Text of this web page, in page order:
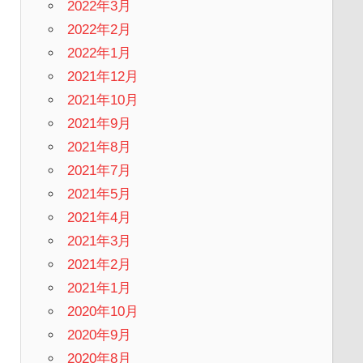
2022年3月
2022年2月
2022年1月
2021年12月
2021年10月
2021年9月
2021年8月
2021年7月
2021年5月
2021年4月
2021年3月
2021年2月
2021年1月
2020年10月
2020年9月
2020年8月